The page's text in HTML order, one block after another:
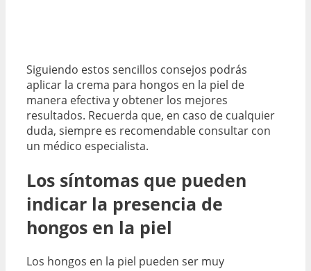
Siguiendo estos sencillos consejos podrás
aplicar la crema para hongos en la piel de
manera efectiva y obtener los mejores
resultados. Recuerda que, en caso de cualquier
duda, siempre es recomendable consultar con
un médico especialista.
Los síntomas que pueden
indicar la presencia de
hongos en la piel
Los hongos en la piel pueden ser muy